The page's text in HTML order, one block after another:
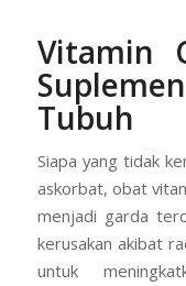
Vitamin
Tubuh
Siapa yang tidak
askorbat, obat
menjadi garda
kerusakan akibat
untuk